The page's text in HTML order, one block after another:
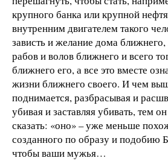
крупного банка или крупной
внутренним двигателем такого
зависть и желание дома
рабов и волов ближнего и всего
ближнего его, а все это вместе
жизни ближнего своего. И чем
поднимается, разбрасывая и
убивая и заставляя убивать, тем
сказать: «оно» – уже меньше
созданного по образу и подобию
чтобы ваши мужья…